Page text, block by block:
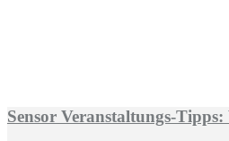
Sensor Veranstaltungs-